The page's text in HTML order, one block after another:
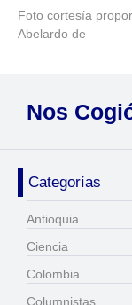
Foto cortesía
Abelardo de
Nos
Categorías
Antioquia
Ciencia
Colombia
Columnistas